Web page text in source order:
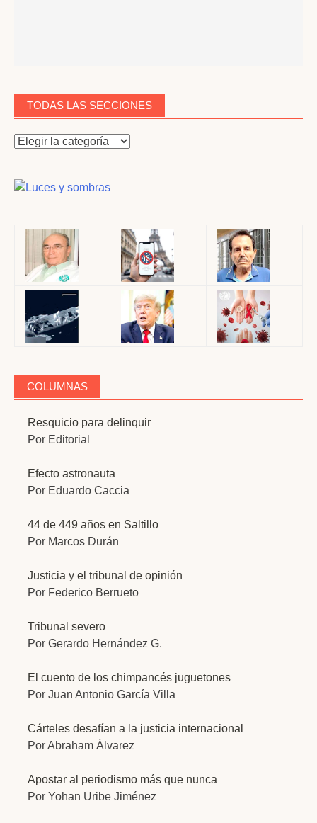
TODAS LAS SECCIONES
COLUMNAS
Resquicio para delinquir
Por Editorial
Efecto astronauta
Por Eduardo Caccia
44 de 449 años en Saltillo
Por Marcos Durán
Justicia y el tribunal de opinión
Por Federico Berrueto
Tribunal severo
Por Gerardo Hernández G.
El cuento de los chimpancés juguetones
Por Juan Antonio García Villa
Cárteles desafían a la justicia internacional
Por Abraham Álvarez
Apostar al periodismo más que nunca
Por Yohan Uribe Jiménez